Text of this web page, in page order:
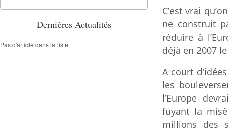
C’est vrai
ne construit
réduire à
déjà en 2007
A court
les
l’Europe
fuyant la
millions des
Dernières Actualités
Pas d'article dans la liste.